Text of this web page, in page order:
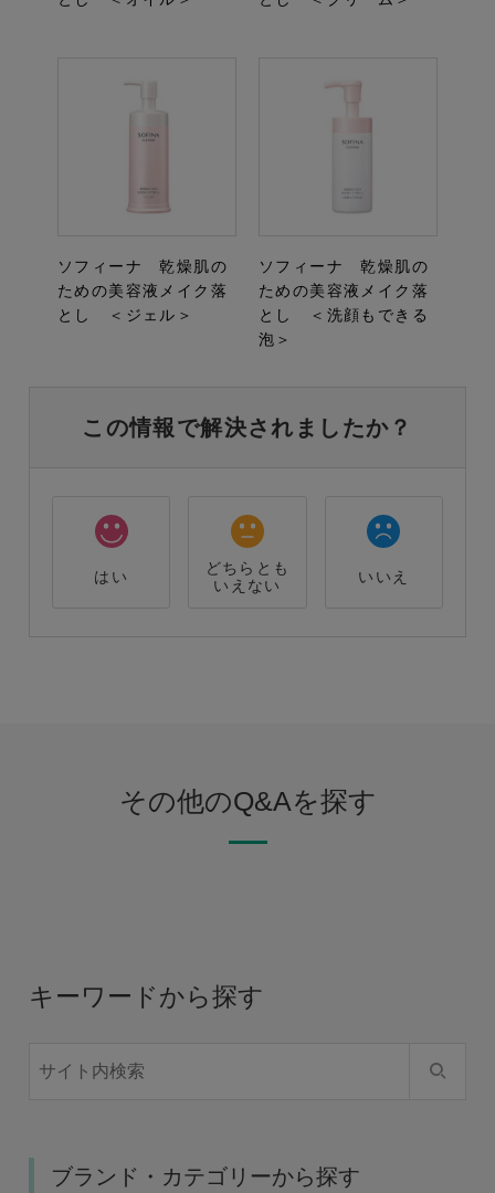
ソフィーナ 乾燥肌の
ための美容液メイク落
とし ＜ジェル＞
ソフィーナ 乾燥肌の
ための美容液メイク落
とし ＜洗顔もできる
泡＞
この情報で解決されましたか？
はい
どちらとも
いえない
いいえ
その他のQ&Aを探す
キーワードから探す
ブランド・カテゴリーから探す